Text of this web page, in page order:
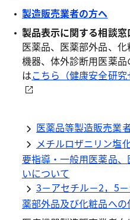
製造販売業者の方へ
製品表示に関する相談窓
医薬品、医薬部外品、
機器、体外診断用医薬
はこちら（健康安全研究
医薬品等製造販売業
メチルロザニリン塩
要指導・一般用医薬品
いについて
3－アセチル－2，5
薬部外品及び化粧品へ